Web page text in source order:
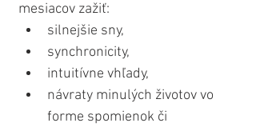
mesiacov zažiť:
silnejšie sny,
synchronicity,
intuitívne vhľady,
návraty minulých životov vo
forme spomienok či